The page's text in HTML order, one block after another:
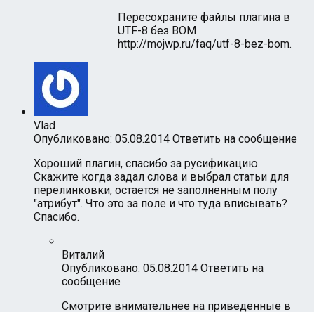
Пересохраните файлы плагина в
UTF-8 без BOM
http://mojwp.ru/faq/utf-8-bez-bom.
Vlad
Опубликовано: 05.08.2014 Ответить на сообщение
Хороший плагин, спасибо за русификацию.
Скажите когда задал слова и выбрал статьи для
перелинковки, остается не заполненным полу
"атрибут". Что это за поле и что туда вписывать?
Спасибо.
Виталий
Опубликовано: 05.08.2014 Ответить на
сообщение
Смотрите внимательнее на приведенные в